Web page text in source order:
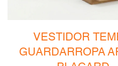
VESTIDOR
GUARDARROPA
Bibliotecas
Gamer